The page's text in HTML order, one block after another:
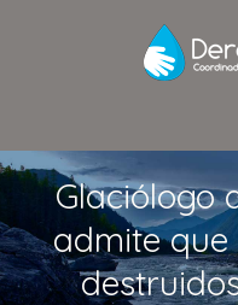
Glaciólogo
admite